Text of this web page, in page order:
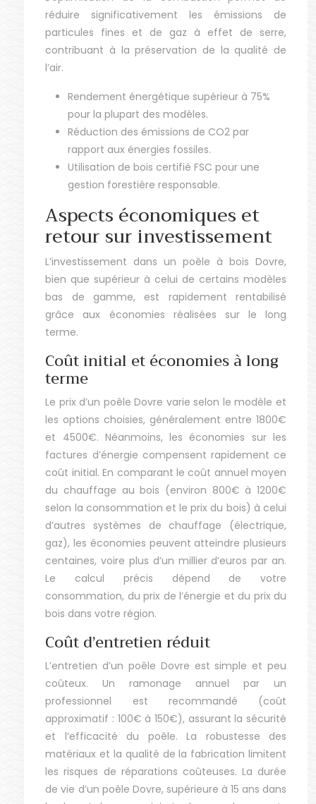
réduire significativement les émissions de
particules fines et de gaz à effet de serre,
contribuant à la préservation de la qualité de
l’air.
Rendement énergétique supérieur à 75%
pour la plupart des modèles.
Réduction des émissions de CO2 par
rapport aux énergies fossiles.
Utilisation de bois certifié FSC pour une
gestion forestière responsable.
Aspects économiques et
retour sur investissement
L’investissement dans un poêle à bois Dovre,
bien que supérieur à celui de certains modèles
bas de gamme, est rapidement rentabilisé
grâce aux économies réalisées sur le long
terme.
Coût initial et économies à long
terme
Le prix d’un poêle Dovre varie selon le modèle et
les options choisies, généralement entre 1800€
et 4500€. Néanmoins, les économies sur les
factures d’énergie compensent rapidement ce
coût initial. En comparant le coût annuel moyen
du chauffage au bois (environ 800€ à 1200€
selon la consommation et le prix du bois) à celui
d’autres systèmes de chauffage (électrique,
gaz), les économies peuvent atteindre plusieurs
centaines, voire plus d’un millier d’euros par an.
Le calcul précis dépend de votre
consommation, du prix de l’énergie et du prix du
bois dans votre région.
Coût d’entretien réduit
L’entretien d’un poêle Dovre est simple et peu
coûteux. Un ramonage annuel par un
professionnel est recommandé (coût
approximatif : 100€ à 150€), assurant la sécurité
et l’efficacité du poêle. La robustesse des
matériaux et la qualité de la fabrication limitent
les risques de réparations coûteuses. La durée
de vie d’un poêle Dovre, supérieure à 15 ans dans